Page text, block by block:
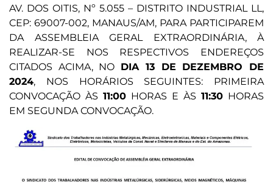
AV. DOS OITIS, Nº 5.055 – DISTRITO INDUSTRIAL LL,
CEP: 69007-002, MANAUS/AM, PARA PARTICIPAREM
DA ASSEMBLEIA GERAL EXTRAORDINÁRIA, À
REALIZAR-SE NOS RESPECTIVOS ENDEREÇOS
CITADOS ACIMA, NO DIA 13 DE DEZEMBRO DE
2024, NOS HORÁRIOS SEGUINTES: PRIMEIRA
CONVOCAÇÃO ÀS 11:00 HORAS E ÀS 11:30 HORAS
EM SEGUNDA CONVOCAÇÃO.